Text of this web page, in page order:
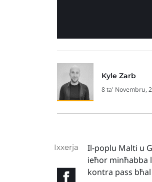
Kyle Zarb
8 ta' Novembru,
Ixxerja
Il-poplu Malti u
ieħor minħabba
kontra pass